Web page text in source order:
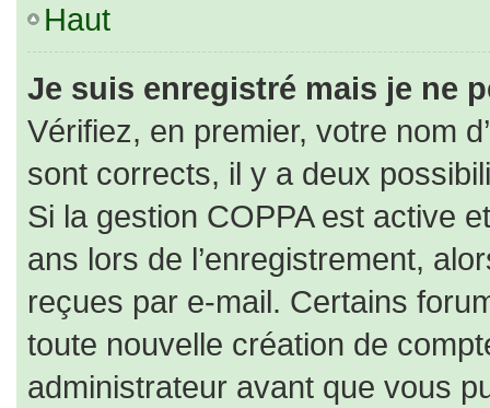
Haut
Je suis enregistré mais je ne
Vérifiez, en premier, votre nom
sont corrects, il y a deux
Si la gestion COPPA est active
ans lors de l’enregistrement,
reçues par e-mail. Certains
toute nouvelle création de
administrateur avant que vous